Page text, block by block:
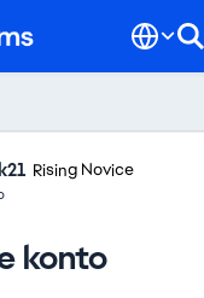
Rising Novice
konto